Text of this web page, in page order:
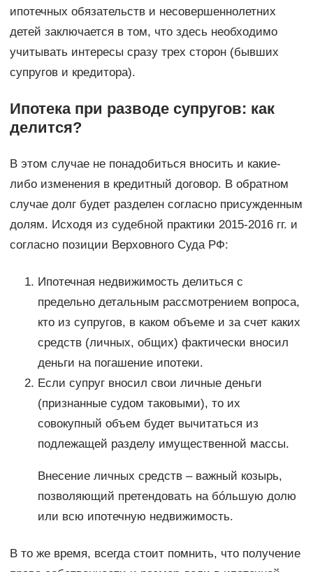
ипотечных обязательств и несовершеннолетних
детей заключается в том, что здесь необходимо
учитывать интересы сразу трех сторон (бывших
супругов и кредитора).
Ипотека при разводе супругов: как
делится?
В этом случае не понадобиться вносить и какие-
либо изменения в кредитный договор. В обратном
случае долг будет разделен согласно присужденным
долям. Исходя из судебной практики 2015-2016 гг. и
согласно позиции Верховного Суда РФ:
Ипотечная недвижимость делиться с
предельно детальным рассмотрением вопроса,
кто из супругов, в каком объеме и за счет каких
средств (личных, общих) фактически вносил
деньги на погашение ипотеки.
Если супруг вносил свои личные деньги
(признанные судом таковыми), то их
совокупный объем будет вычитаться из
подлежащей разделу имущественной массы.
Внесение личных средств – важный козырь,
позволяющий претендовать на бóльшую долю
или всю ипотечную недвижимость.
В то же время, всегда стоит помнить, что получение